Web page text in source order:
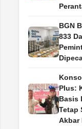
BGN
833
Plus:
Basis
Tetap
Akbar